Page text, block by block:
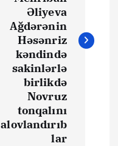
Əliyeva
Ağdərənin
Həsənriz
kəndində
sakinlərlə
birlikdə
Novruz
tonqalını
alovlandırıb
lar